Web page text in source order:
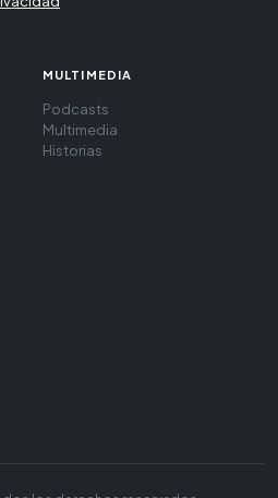
MULTIMEDIA
Podcasts
Multimedia
Historias